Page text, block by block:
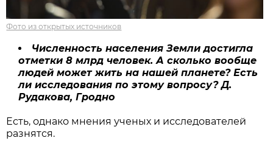
Фото из открытых источников
Численность населения Земли достигла
отметки 8 млрд человек. А сколько вообще
людей может жить на нашей планете? Есть
ли исследования по этому вопросу? Д.
Рудакова, Гродно
Есть, однако мнения ученых и исследователей
разнятся.